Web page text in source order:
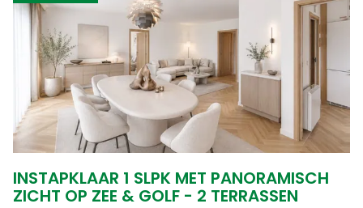
INSTAPKLAAR 1 SLPK MET PANORAMISCH
ZICHT OP ZEE & GOLF - 2 TERRASSEN